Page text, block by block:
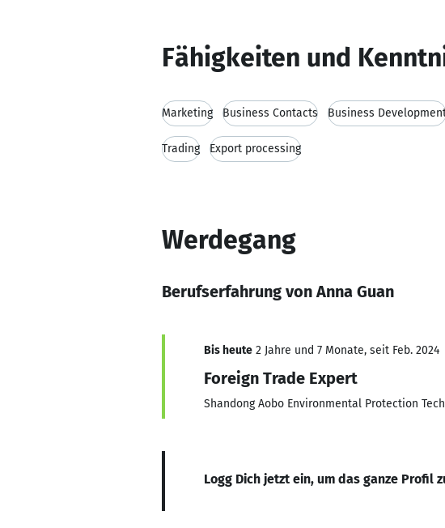
Fähigkeiten und
Marketing Business Contacts Business
Trading Export processing
Werdegang
Berufserfahrung von Anna Guan
Bis heute 2 Jahre und 7 Monate, seit Feb. 2024
Foreign Trade Expert
Shandong Aobo Environmental Protection
Logg Dich jetzt ein, um das ganze Profil